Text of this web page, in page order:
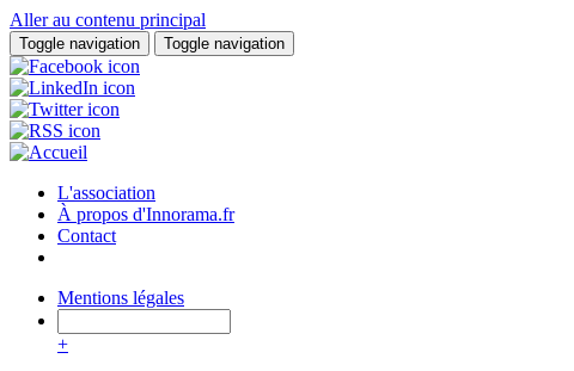
Aller au contenu principal
Toggle navigation Toggle navigation
L'association
À propos d'Innorama.fr
Contact
Mentions légales
+